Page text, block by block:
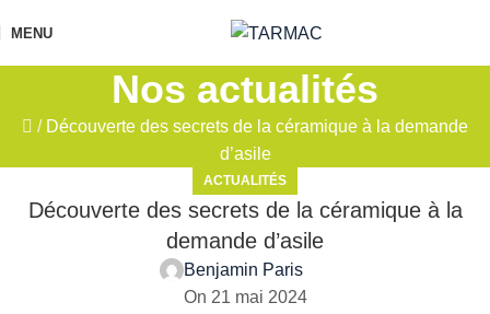
MENU
Nos actualités
/ Découverte des secrets de la céramique à la demande
d’asile
ACTUALITÉS
Découverte des secrets de la céramique à la
demande d’asile
Benjamin Paris
On 21 mai 2024